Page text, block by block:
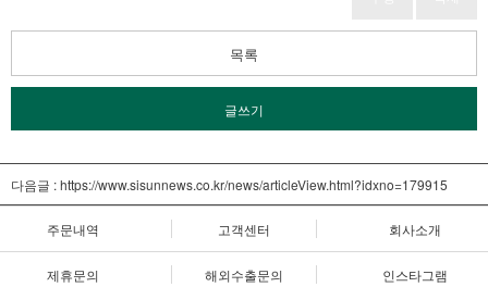
목록
글쓰기
다음글 :https://www.sisunnews.co.kr/news/articleView.html?idxno=179915
주문내역 고객센터 회사소개
제휴문의 해외수출문의 인스타그램